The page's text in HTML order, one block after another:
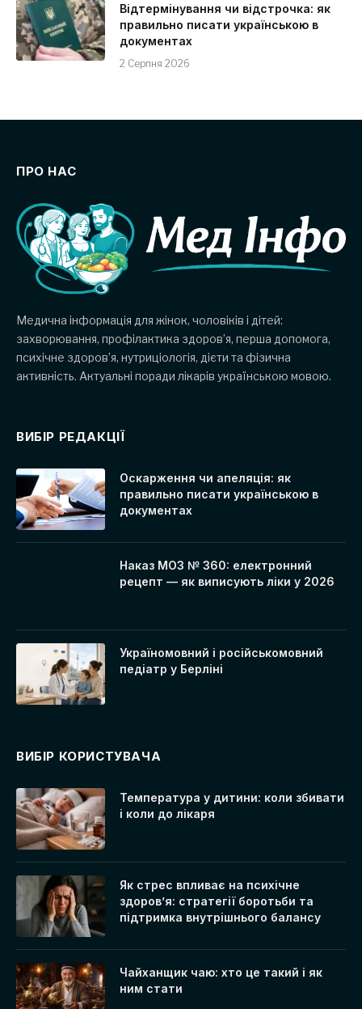
Відтермінування чи відстрочка: як
правильно писати українською в
документах
2 Серпня 2026
ПРО НАС
Медична інформація для жінок, чоловіків і дітей:
захворювання, профілактика здоров’я, перша допомога,
психічне здоров’я, нутриціологія, дієти та фізична
активність. Актуальні поради лікарів українською мовою.
ВИБІР РЕДАКЦІЇ
Оскарження чи апеляція: як
правильно писати українською в
документах
Наказ МОЗ № 360: електронний
рецепт — як виписують ліки у 2026
Україномовний і російськомовний
педіатр у Берліні
ВИБІР КОРИСТУВАЧА
Температура у дитини: коли збивати
і коли до лікаря
Як стрес впливає на психічне
здоров’я: стратегії боротьби та
підтримка внутрішнього балансу
Чайханщик чаю: хто це такий і як
ним стати